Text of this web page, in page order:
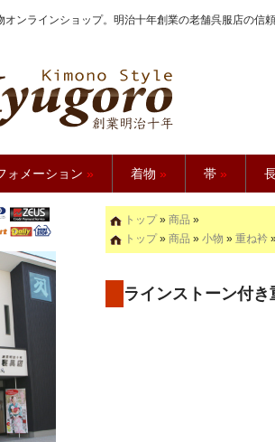
ンラインショップ。明治十年創業の老舗呉服店の信
きもの館【久五郎】
ォメーション » 着物 » 帯 »
トップ» 商品 »
トップ» 商品 » 小物 » 重ね衿
ラインストーン付